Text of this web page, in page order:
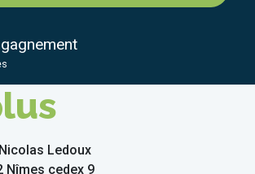
Ledoux
Nîmes cedex 9